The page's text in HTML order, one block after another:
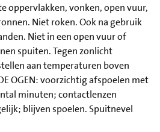
oppervlakken, vonken, open vuur,
Niet roken. Ook na gebruik
Niet in een open vuur of
spuiten. Tegen zonlicht
aan temperaturen boven
DE OGEN: voorzichtig afspoelen met
minuten; contactlenzen
blijven spoelen. Spuitnevel